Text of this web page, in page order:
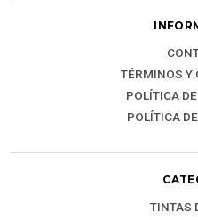
TÉRMINOS Y
POLÍTICA
POLÍTICA
TINTAS